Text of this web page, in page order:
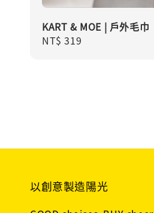
KART & MOE | 戶外毛巾
Regular
NT$ 319
以創意製造陽光